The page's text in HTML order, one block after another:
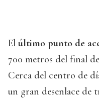
El último punto de
700 metros del final
Cerca del centro de
un gran desenlace de